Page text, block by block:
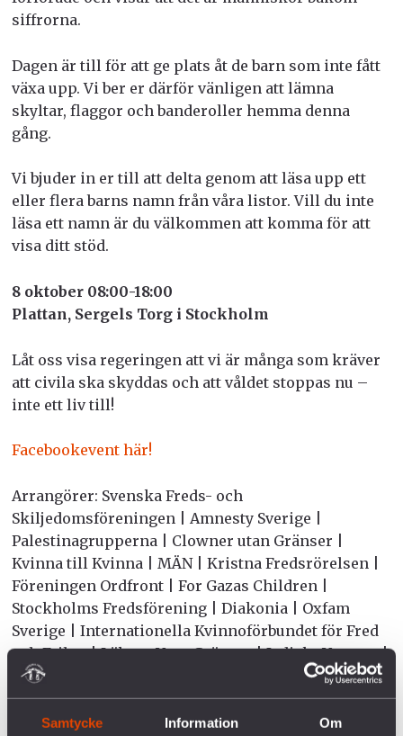
Samtycke Information Om
siffrorna.
Dagen är till för att ge plats åt de barn som inte fått
växa upp. Vi ber er därför vänligen att lämna
skyltar, flaggor och banderoller hemma denna
gång.
Vi bjuder in er till att delta genom att läsa upp ett
eller flera barns namn från våra listor. Vill du inte
läsa ett namn är du välkommen att komma för att
visa ditt stöd.
8 oktober 08:00-18:00
Plattan, Sergels Torg i Stockholm
Låt oss visa regeringen att vi är många som kräver
att civila ska skyddas och att våldet stoppas nu –
inte ett liv till!
Facebookevent här!
Arrangörer: Svenska Freds- och
Skiljedomsföreningen | Amnesty Sverige |
Palestinagrupperna | Clowner utan Gränser |
Kvinna till Kvinna | MÄN | Kristna Fredsrörelsen |
Föreningen Ordfront | For Gazas Children |
Stockholms Fredsförening | Diakonia | Oxfam
Sverige | Internationella Kvinnoförbundet för Fred
och Frihet | Läkare Utan Gränser | Judiskt Upprop |
Olof Palmes Internationella Center | ForumCiv | Act
Svenska Kyrkan | mfl.